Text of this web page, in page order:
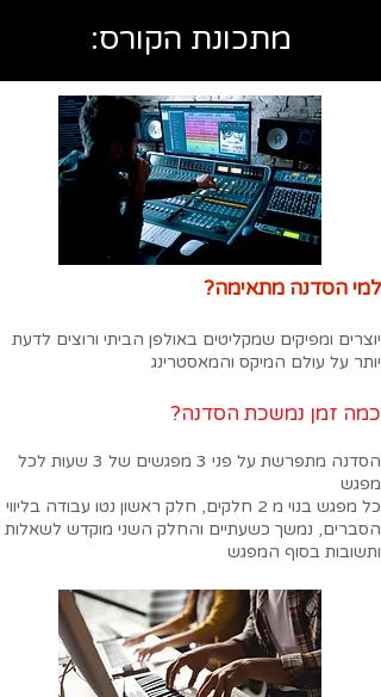
מתכונת הקורס:
למי הסדנה מתאימה?
יוצרים ומפיקים שמקליטים באולפן הביתי ורוצים לדעת
יותר על עולם המיקס והמאסטרינג
כמה זמן נמשכת הסדנה?
הסדנה מתפרשת על פני 3 מפגשים של 3 שעות לכל
מפגש
כל מפגש בנוי מ 2 חלקים, חלק ראשון נטו עבודה בליווי
הסברים, נמשך כשעתיים והחלק השני מוקדש לשאלות
ותשובות בסוף המפגש